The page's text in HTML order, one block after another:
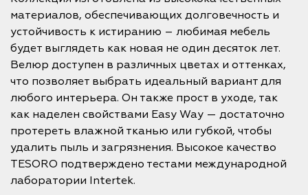
материалов, обеспечивающих долговечность и
устойчивость к истиранию – любимая мебель
будет выглядеть как новая не один десяток лет.
Велюр доступен в различных цветах и оттенках,
что позволяет выбрать идеальный вариант для
любого интерьера. Он также прост в уходе, так
как наделен свойствами Easy Way — достаточно
протереть влажной тканью или губкой, чтобы
удалить пыль и загрязнения. Высокое качество
TESORO подтверждено тестами международной
лаборатории Intertek.